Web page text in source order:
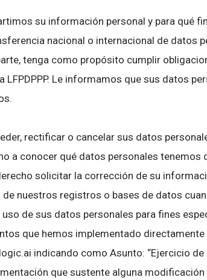
su información personal y para qué
nacional o internacional de datos
tenga como propósito cumplir
LFPDPPP. Le informamos que sus datos
rectificar o cancelar sus datos
a conocer qué datos personales
solicitar la corrección de su
de nuestros registros o bases de datos
de sus datos personales para fines
que hemos implementado
indicando como Asunto: “Ejercicio
que sustente alguna